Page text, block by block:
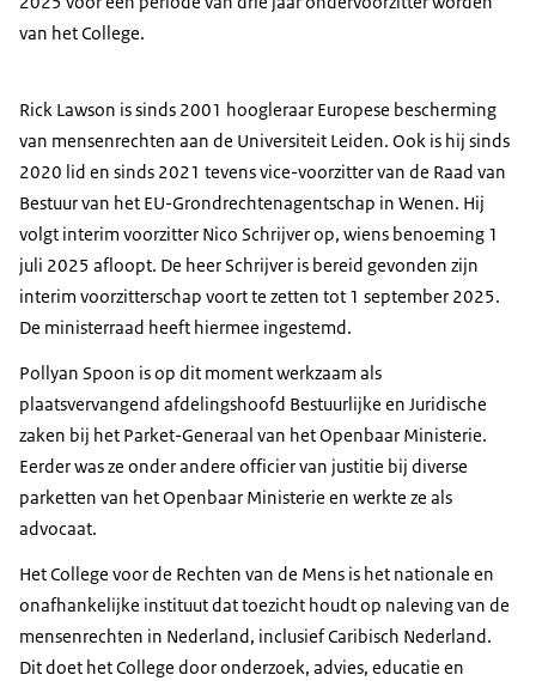
van het College.
Rick Lawson is sinds 2001 hoogleraar Europese bescherming
van mensenrechten aan de Universiteit Leiden. Ook is hij sinds
2020 lid en sinds 2021 tevens vice-voorzitter van de Raad van
Bestuur van het EU-Grondrechtenagentschap in Wenen. Hij
volgt interim voorzitter Nico Schrijver op, wiens benoeming 1
juli 2025 afloopt. De heer Schrijver is bereid gevonden zijn
interim voorzitterschap voort te zetten tot 1 september 2025.
De ministerraad heeft hiermee ingestemd.
Pollyan Spoon is op dit moment werkzaam als
plaatsvervangend afdelingshoofd Bestuurlijke en Juridische
zaken bij het Parket-Generaal van het Openbaar Ministerie.
Eerder was ze onder andere officier van justitie bij diverse
parketten van het Openbaar Ministerie en werkte ze als
advocaat.
Het College voor de Rechten van de Mens is het nationale en
onafhankelijke instituut dat toezicht houdt op naleving van de
mensenrechten in Nederland, inclusief Caribisch Nederland.
Dit doet het College door onderzoek, advies, educatie en